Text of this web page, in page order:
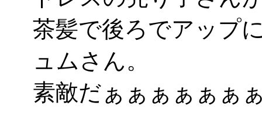
茶髪で後ろでアップ
ュムさん。
素敵だぁぁぁぁぁぁ